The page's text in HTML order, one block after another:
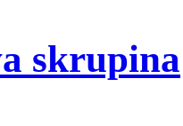
skrupina